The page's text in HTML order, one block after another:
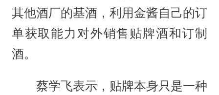
其他酒厂的基酒，利用金酱自己的订
单获取能力对外销售贴牌酒和订制
酒。
蔡学飞表示，贴牌本身只是一种